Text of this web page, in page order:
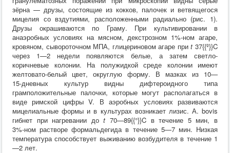
зёрна — друзы, состоящие из кокков, палочек и ветвящегося
мицелия со вздутиями, расположенными радиально (рис. 1).
Друзы окрашиваются по Граму. При культивировании в
анаэробных условиях на мясном, декстрозном 1%‑ном агаре,
кровяном, сывороточном МПА, глицериновом агаре приt37{{º}}C
через 1—2
недели появляются белые, а затем светло-
коричневые колонии. На полужидкой среде колонии имеют
желтовато-белый цвет, округлую форму. В мазках из 10—
15‑дневных культур видны дифтероидного типа
грамположительные палочки, которые могут располагаться в
виде римской цифры V. В аэробных условиях развиваются
мицелиальные формы и в культурах возникает лизис. А. bovis
гибнет при нагревании доt 70—89{{°}}C в течение 5 мин, в
3%‑ном растворе формальдегида в течение 5—7 мин. Низкая
температура способствует выживанию возбудителя в течение 1
—2 лет.